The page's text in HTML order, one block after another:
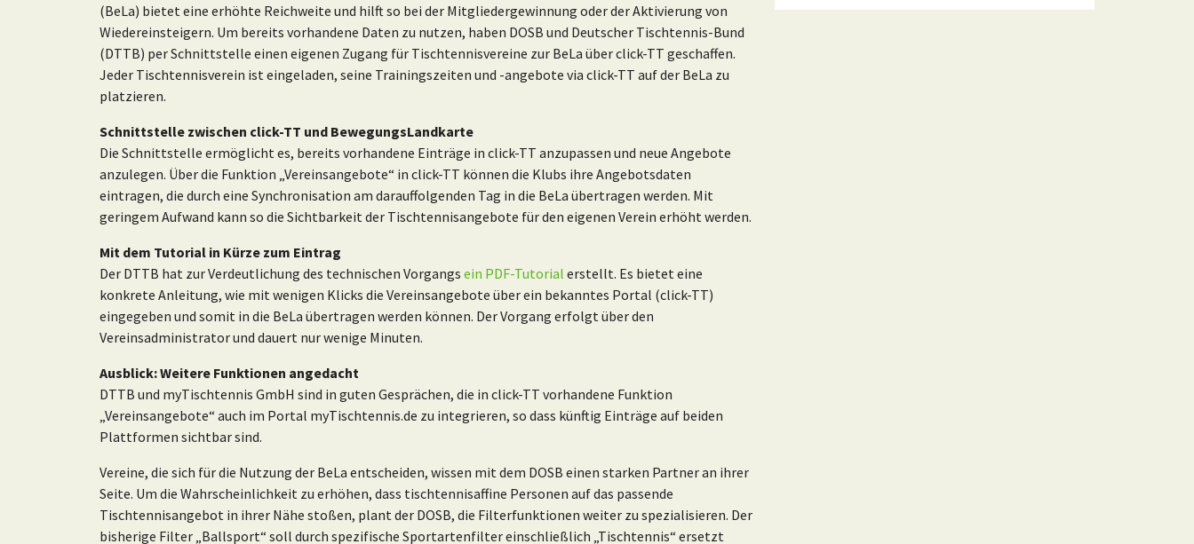
(BeLa) bietet eine erhöhte Reichweite und hilft so bei der Mitgliedergewinnung oder der Aktivierung von
Wiedereinsteigern. Um bereits vorhandene Daten zu nutzen, haben DOSB und Deutscher Tischtennis-Bund
(DTTB) per Schnittstelle einen eigenen Zugang für Tischtennisvereine zur BeLa über click-TT geschaffen.
Jeder Tischtennisverein ist eingeladen, seine Trainingszeiten und -angebote via click-TT auf der BeLa zu
platzieren.
Schnittstelle zwischen click-TT und BewegungsLandkarte
Die Schnittstelle ermöglicht es, bereits vorhandene Einträge in click-TT anzupassen und neue Angebote
anzulegen. Über die Funktion „Vereinsangebote“ in click-TT können die Klubs ihre Angebotsdaten
eintragen, die durch eine Synchronisation am darauffolgenden Tag in die BeLa übertragen werden. Mit
geringem Aufwand kann so die Sichtbarkeit der Tischtennisangebote für den eigenen Verein erhöht werden.
Mit dem Tutorial in Kürze zum Eintrag
Der DTTB hat zur Verdeutlichung des technischen Vorgangs ein PDF-Tutorial erstellt. Es bietet eine
konkrete Anleitung, wie mit wenigen Klicks die Vereinsangebote über ein bekanntes Portal (click-TT)
eingegeben und somit in die BeLa übertragen werden können. Der Vorgang erfolgt über den
Vereinsadministrator und dauert nur wenige Minuten.
Ausblick: Weitere Funktionen angedacht
DTTB und myTischtennis GmbH sind in guten Gesprächen, die in click-TT vorhandene Funktion
„Vereinsangebote“ auch im Portal myTischtennis.de zu integrieren, so dass künftig Einträge auf beiden
Plattformen sichtbar sind.
Vereine, die sich für die Nutzung der BeLa entscheiden, wissen mit dem DOSB einen starken Partner an ihrer
Seite. Um die Wahrscheinlichkeit zu erhöhen, dass tischtennisaffine Personen auf das passende
Tischtennisangebot in ihrer Nähe stoßen, plant der DOSB, die Filterfunktionen weiter zu spezialisieren. Der
bisherige Filter „Ballsport“ soll durch spezifische Sportartenfilter einschließlich „Tischtennis“ ersetzt